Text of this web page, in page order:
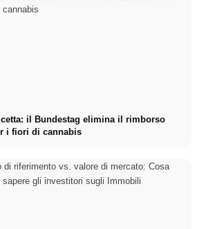
il Bundestag elimina il rimborso
i fiori di cannabis